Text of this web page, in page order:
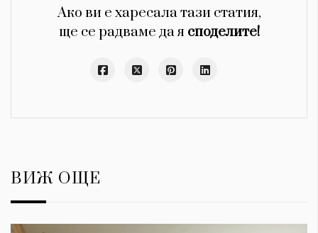
Ако ви е харесала тази статия,
ще се радваме да я споделите!
ВИЖ ОЩЕ